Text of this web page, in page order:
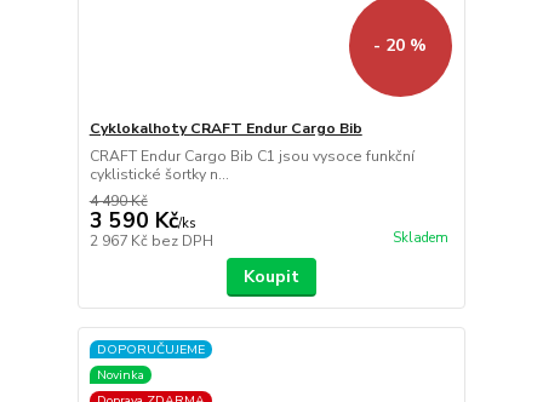
- 20 %
Cyklokalhoty CRAFT Endur Cargo Bib
CRAFT Endur Cargo Bib C1 jsou vysoce funkční
cyklistické šortky n...
4 490 Kč
3 590 Kč/ks
2 967 Kč bez DPH Skladem
Koupit
DOPORUČUJEME
Novinka